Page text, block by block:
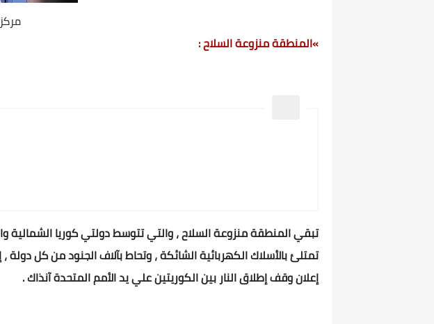
»المنطقة منزوعة السلاح :
تبقي المنطقة منزوعة السلاح ، والتي تتوسط دولتي كوريا الشمالية
تمتلئ بالأسلاك الكهربائية الشائكة ، وتحاط بآلاف الجنود من كل
إعلان وقف إطلاق النار بين الكوريتين علي يد الأمم المتحدة آنذاك .